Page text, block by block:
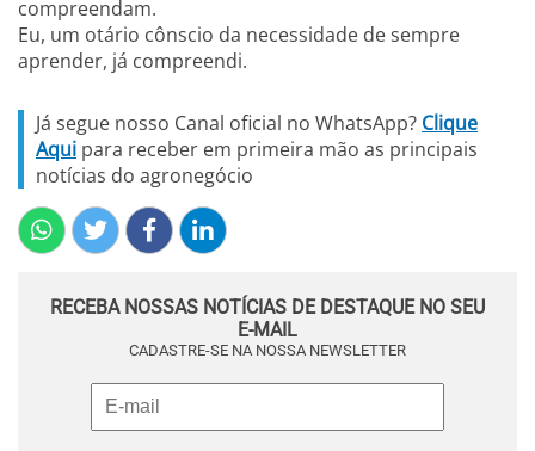
compreendam.
Eu, um otário cônscio da necessidade de sempre
aprender, já compreendi.
Já segue nosso Canal oficial no WhatsApp? Clique
Aqui para receber em primeira mão as principais
notícias do agronegócio
RECEBA NOSSAS NOTÍCIAS DE DESTAQUE NO SEU
E-MAIL
CADASTRE-SE NA NOSSA NEWSLETTER